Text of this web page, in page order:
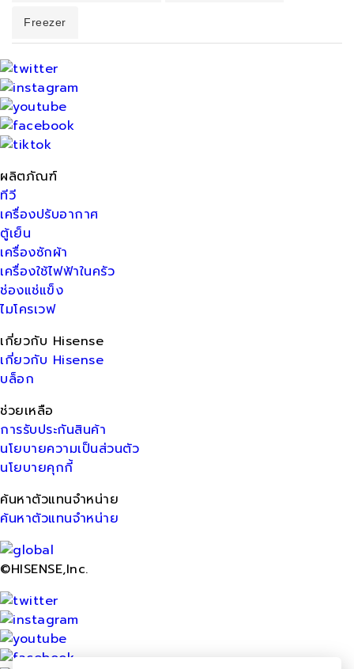
Freezer
ผลิตภัณฑ์
ทีวี
เครื่องปรับอากาศ
ตู้เย็น
เครื่องซักผ้า
เครื่องใช้ไฟฟ้าในครัว
ช่องแช่แข็ง
ไมโครเวฟ
เกี่ยวกับ Hisense
เกี่ยวกับ Hisense
บล็อก
ช่วยเหลือ
การรับประกันสินค้า
นโยบายความเป็นส่วนตัว
นโยบายคุกกี้
ค้นหาตัวแทนจำหน่าย
ค้นหาตัวแทนจำหน่าย
©HISENSE,Inc.